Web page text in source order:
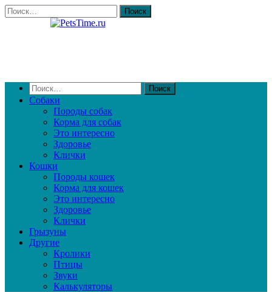
Собаки
Породы собак
Корма для собак
Это интересно
Здоровье
Клички
Кошки
Породы кошек
Корма для кошек
Это интересно
Здоровье
Клички
Грызуны
Другие
Кролики
Птицы
Звуки
Калькуляторы